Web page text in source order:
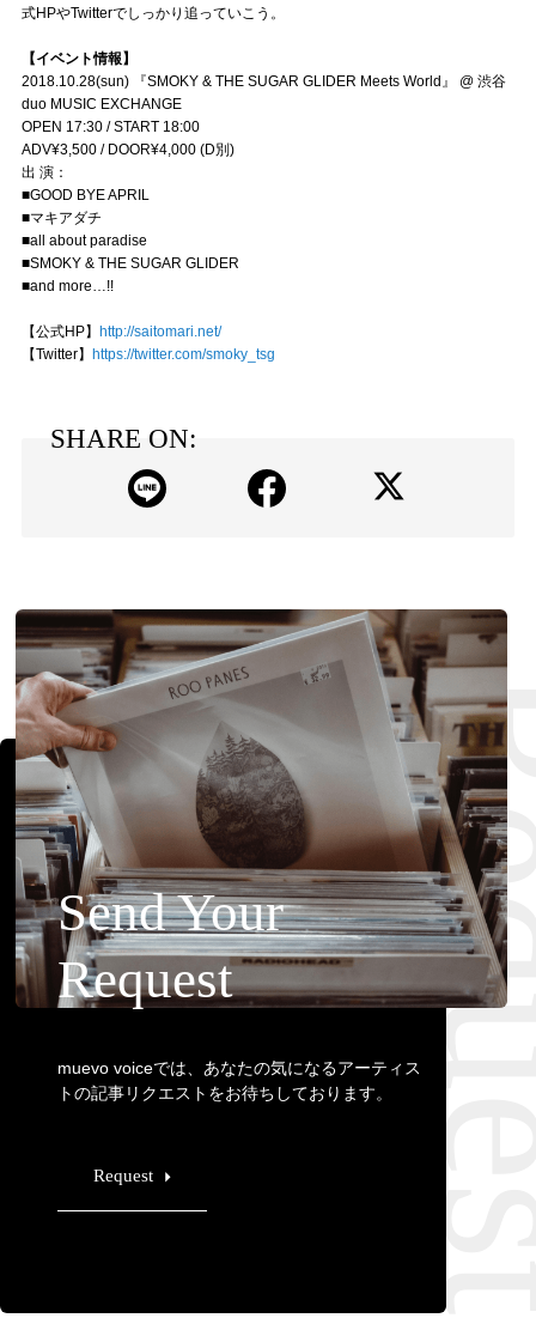
式HPやTwitterでしっかり追っていこう。
【イベント情報】
2018.10.28(sun) 『SMOKY & THE SUGAR GLIDER Meets World』 @ 渋谷
duo MUSIC EXCHANGE
OPEN 17:30 / START 18:00
ADV¥3,500 / DOOR¥4,000 (D別)
出 演：
■GOOD BYE APRIL
■マキアダチ
■all about paradise
■SMOKY & THE SUGAR GLIDER
■and more…!!
【公式HP】
http://saitomari.net/
【Twitter】
https://twitter.com/smoky_tsg
SHARE ON:
Send Your
Request
muevo voiceでは、あなたの気になるアーティス
トの記事リクエストをお待ちしております。
Request